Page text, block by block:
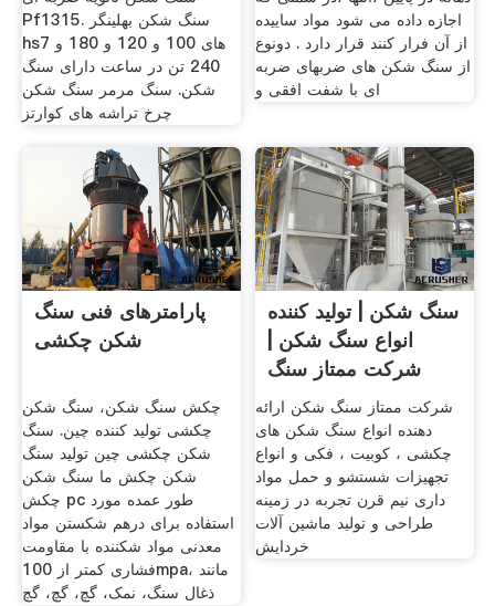
Pf1315. سنگ شکن بهلینگر
hs7 های 100 و 120 و 180 و
240 تن در ساعت دارای سنگ
شکن. سنگ مرمر سنگ شکن
چرخ تراشه های کوارتز
اجازه داده می شود مواد ساییده
از آن فرار کنند قرار دارد . دونوع
از سنگ شکن های ضربهای ضربه
ای با شفت افقی و
پارامترهای فنی سنگ
شکن چکشی
چکش سنگ شکن، سنگ شکن
چکشی تولید کننده چین. سنگ
شکن چکشی چین تولید سنگ
شکن چکش ما سنگ شکن
چکش pc طور عمده مورد
استفاده برای درهم شکستن مواد
معدنی مواد شکننده با مقاومت
فشاری کمتر از 100mpa، مانند
ذغال سنگ، نمک، گچ، گچ، گچ
سنگ شکن | تولید کننده
انواع سنگ شکن |
شرکت ممتاز سنگ
شکن
شرکت ممتاز سنگ شکن ارائه
دهنده انواع سنگ شکن های
چکشی ، کوبیت ، فکی و انواع
تجهیزات شستشو و حمل مواد
داری نيم قرن تجربه در زمينه
طراحی و توليد ماشين آلات
خردايش